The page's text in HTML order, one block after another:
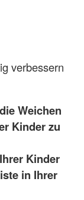
verbessern
Weichen
Kinder zu
Kinder
in Ihrer